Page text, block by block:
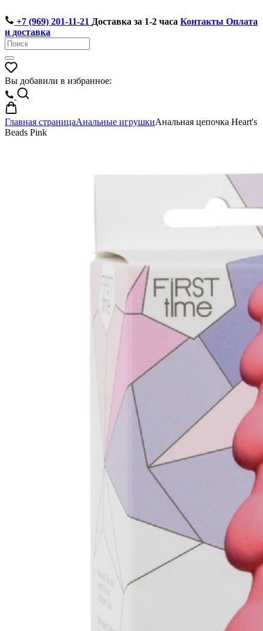
+7 (969) 201-11-21 Доставка за 1-2 часа Контакты Оплата
и доставка
Вы добавили в избранное:
Главная страницаАнальные игрушкиАнальная цепочка Heart's
Beads Pink